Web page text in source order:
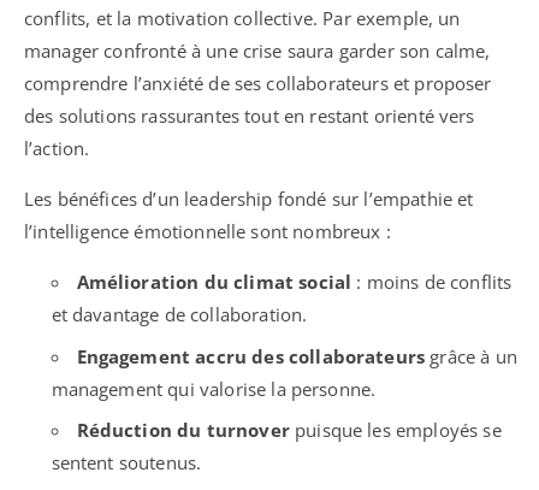
conflits, et la motivation collective. Par exemple, un
manager confronté à une crise saura garder son calme,
comprendre l’anxiété de ses collaborateurs et proposer
des solutions rassurantes tout en restant orienté vers
l’action.
Les bénéfices d’un leadership fondé sur l’empathie et
l’intelligence émotionnelle sont nombreux :
Amélioration du climat social : moins de conflits
et davantage de collaboration.
Engagement accru des collaborateurs grâce à un
management qui valorise la personne.
Réduction du turnoverpuisque les employés se
sentent soutenus.